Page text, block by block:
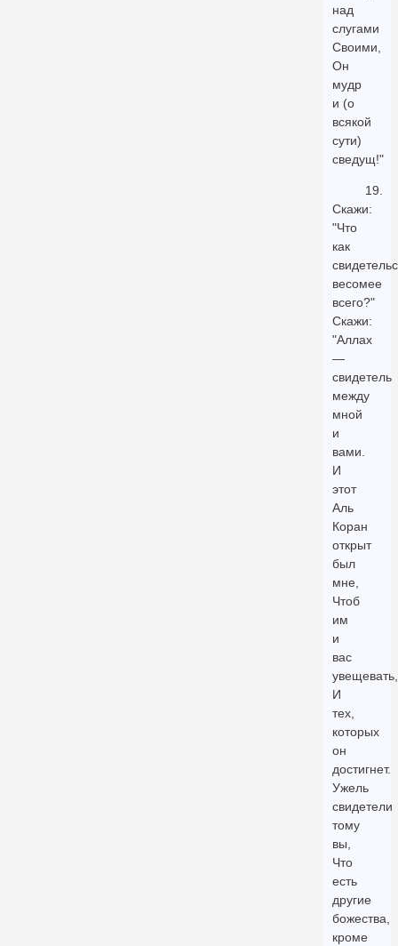
над
слугами
Своими,
Он
мудр
и (о
всякой
сути)
сведущ!"
19.
Скажи:
"Что
как
весомее
всего?"
Скажи:
"Аллах
—
свидетель
между
мной
и
вами.
И
этот
Аль
Коран
открыт
был
мне,
Чтоб
им
и
вас
увещевать,
И
тех,
которых
он
достигнет.
Ужель
свидетели
тому
вы,
Что
есть
другие
божества,
кроме